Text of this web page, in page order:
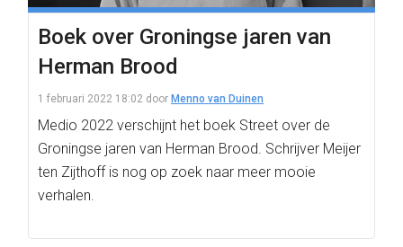
Boek over Groningse jaren van
Herman Brood
1 februari 2022 18:02 door Menno van Duinen
Medio 2022 verschijnt het boek Street over de
Groningse jaren van Herman Brood. Schrijver Meijer
ten Zijthoff is nog op zoek naar meer mooie
verhalen.